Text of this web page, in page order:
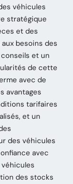
véhicules
stratégique
et des
besoins des
et un
de cette
avec de
avantages
tarifaires
et un
des véhicules
avec
des stocks